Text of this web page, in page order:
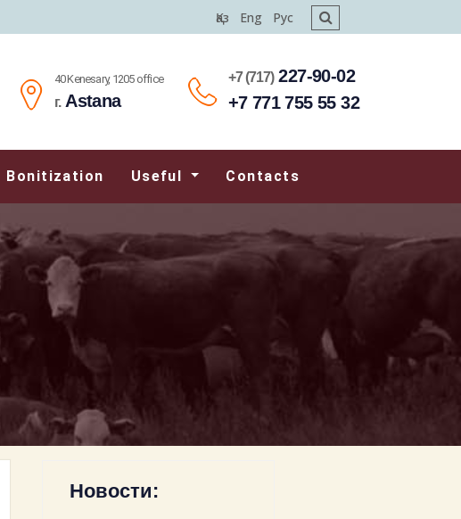
Қаз Eng Рус
40 Kenesary, 1205 office
г.Astana
+7 (717)227-90-02
+7 771 755 55 32
Bonitization Useful Contacts
Новости: